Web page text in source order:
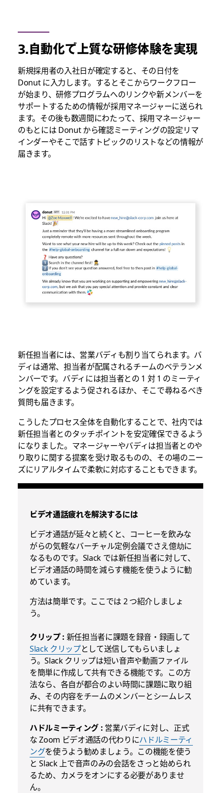
3.自動化で上質な研修体験を実現
新規採用者の入社日が確定すると、その日付を
Donut に入力します。するとそこからワークフロー
が始まり、研修プログラムへのリンクや新メンバーを
サポートするための情報が採用マネージャーに送られ
ます。その後も数週間にわたって、採用マネージャー
のもとには Donut から確認ミーティングの設定リマ
インダーやそこで話すトピックのリストなどの情報が
届きます。
新任担当者には、営業バディも割り当てられます。バ
ディは通常、担当者が配属されるチームのベテランメ
ンバーです。バディには担当者との 1 対 1 のミーティ
ングを設定するよう促されるほか、そこで尋ねるべき
質問も届きます。
こうしたプロセス全体を自動化することで、社内では
新任担当者とのタッチポイントを安定確保できるよう
になりました。マネージャーやバディは担当者とのや
り取りに関する提案を受け取るものの、その場のニー
ズにリアルタイムで柔軟に対応することもできます。
ビデオ通話疲れを解決するには
ビデオ通話が延々と続くと、コーヒーを飲みな
がらの気軽なバーチャル定例会議でさえ億劫に
なるものです。Slack では新任担当者に対して、
ビデオ通話の時間を減らす機能を使うように勧
めています。
方法は簡単です。ここでは 2 つ紹介しましょ
う。
クリップ : 新任担当者に課題を録音・録画して
Slack クリップとして送信してもらいましょ
う。Slack クリップは短い音声や動画ファイル
を簡単に作成して共有できる機能です。この方
法なら、各自が都合のよい時間に課題に取り組
み、その内容をチームのメンバーとシームレス
に共有できます。
ハドルミーティング : 営業バディに対し、正式
な Zoom ビデオ通話の代わりにハドルミーティ
ングを使うよう勧めましょう。この機能を使う
と Slack 上で音声のみの会話をさっと始められ
るため、カメラをオンにする必要がありませ
ん。